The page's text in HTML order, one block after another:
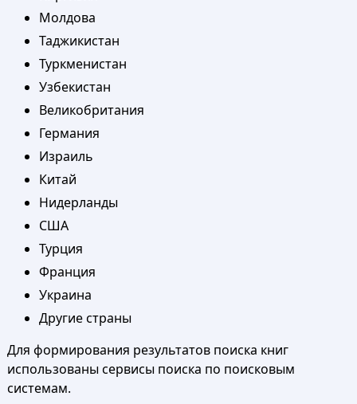
Молдова
Таджикистан
Туркменистан
Узбекистан
Великобритания
Германия
Израиль
Китай
Нидерланды
США
Турция
Франция
Украина
Другие страны
Для формирования результатов поиска книг
использованы сервисы поиска по поисковым
системам.